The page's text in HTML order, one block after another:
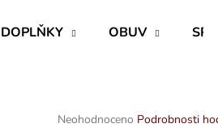
DOPLŇKY OBUV
Průměrné
Neohodnoceno Podrobnosti